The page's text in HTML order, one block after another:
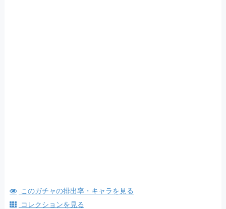
このガチャの排出率・キャラを見る
コレクションを見る